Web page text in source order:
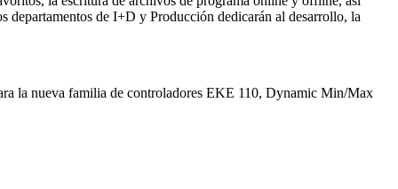
departamentos de I+D y Producción dedicarán al desarrollo, la
la nueva familia de controladores EKE 110, Dynamic Min/Max